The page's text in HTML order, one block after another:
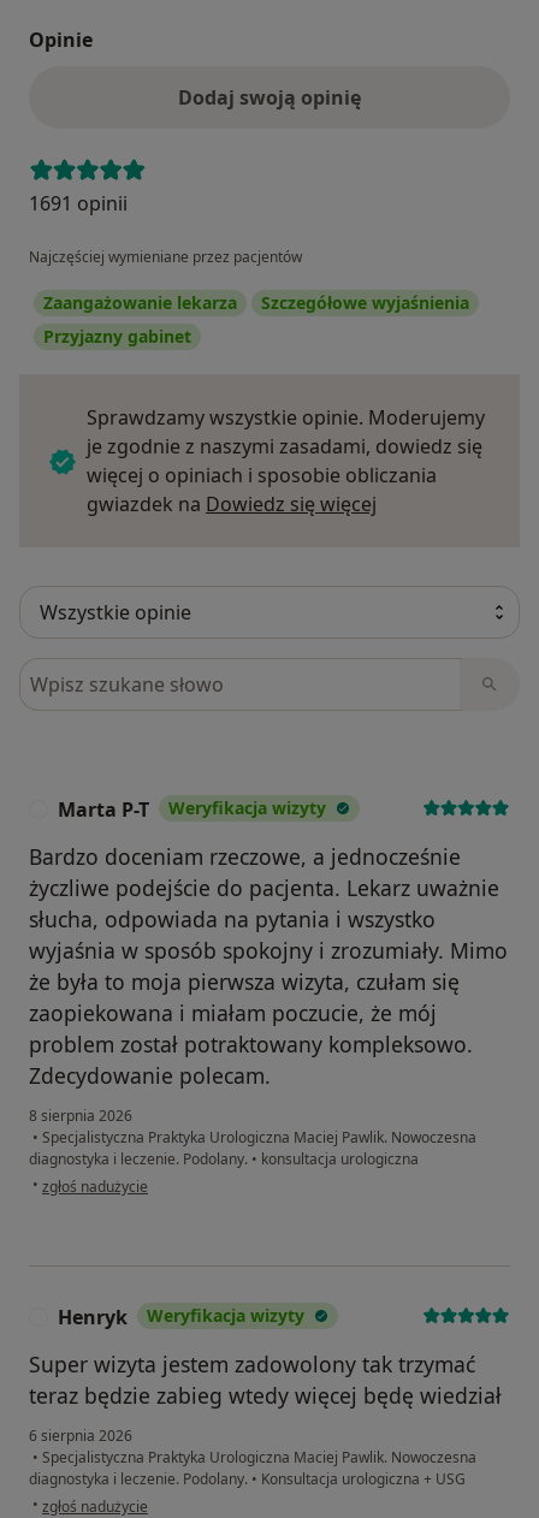
Opinie
Dodaj swoją opinię
1691 opinii
Najczęściej wymieniane przez pacjentów
Zaangażowanie lekarza
Szczegółowe wyjaśnienia
Przyjazny gabinet
Sprawdzamy wszystkie opinie. Moderujemy
je zgodnie z naszymi zasadami, dowiedz się
więcej o opiniach i sposobie obliczania
gwiazdek na Dowiedz się więcej
Szukaj w opiniach
Marta P-T Weryfikacja wizyty
Bardzo doceniam rzeczowe, a jednocześnie
życzliwe podejście do pacjenta. Lekarz uważnie
słucha, odpowiada na pytania i wszystko
wyjaśnia w sposób spokojny i zrozumiały. Mimo
że była to moja pierwsza wizyta, czułam się
zaopiekowana i miałam poczucie, że mój
problem został potraktowany kompleksowo.
Zdecydowanie polecam.
8 sierpnia 2026
• Specjalistyczna Praktyka Urologiczna Maciej Pawlik. Nowoczesna
diagnostyka i leczenie. Podolany. • konsultacja urologiczna
• w opinii użytkownika Marta P-T
zgłoś nadużycie
Henryk Weryfikacja wizyty
Super wizyta jestem zadowolony tak trzymać
teraz będzie zabieg wtedy więcej będę wiedział
6 sierpnia 2026
• Specjalistyczna Praktyka Urologiczna Maciej Pawlik. Nowoczesna
diagnostyka i leczenie. Podolany. • Konsultacja urologiczna + USG
• w opinii użytkownika Henryk
zgłoś nadużycie